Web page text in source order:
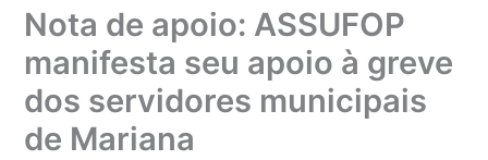
Nota de apoio: ASSUFOP
manifesta seu apoio à greve
dos servidores municipais
de Mariana